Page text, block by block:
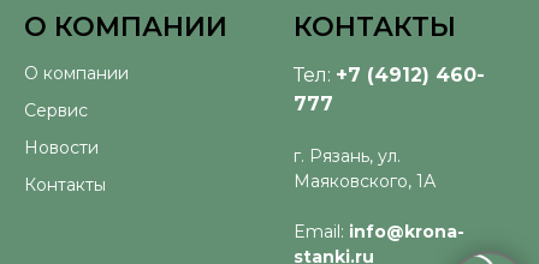
О КОМПАНИИ
О компании
Сервис
Новости
Контакты
КОНТАКТЫ
Тел: +7 (4912) 460-
777
г. Рязань, ул.
Маяковского, 1А
Email: info@krona-
stanki.ru